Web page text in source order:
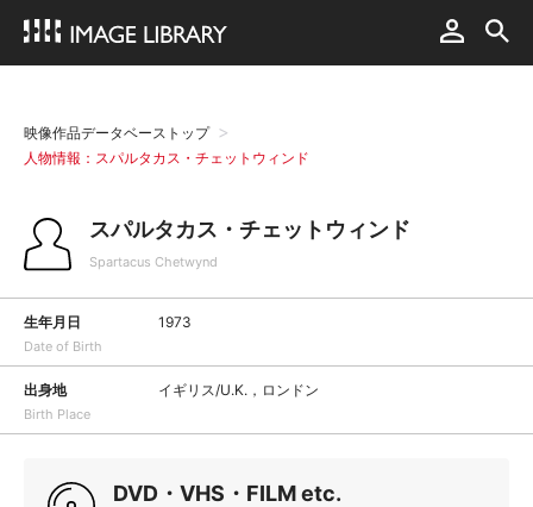
映像作品データベーストップ
人物情報：スパルタカス・チェットウィンド
スパルタカス・チェットウィンド
Spartacus Chetwynd
生年月日
Date of Birth
1973
出身地
Birth Place
イギリス/U.K.，ロンドン
DVD・VHS・FILM etc.